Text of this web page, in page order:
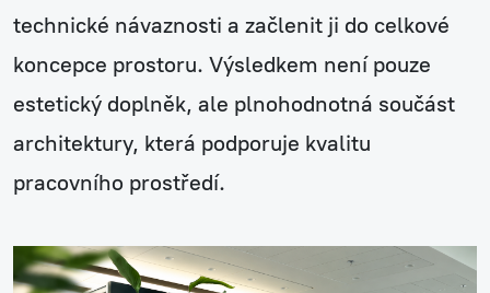
technické návaznosti a začlenit ji do celkové
koncepce prostoru. Výsledkem není pouze
estetický doplněk, ale plnohodnotná součást
architektury, která podporuje kvalitu
pracovního prostředí.